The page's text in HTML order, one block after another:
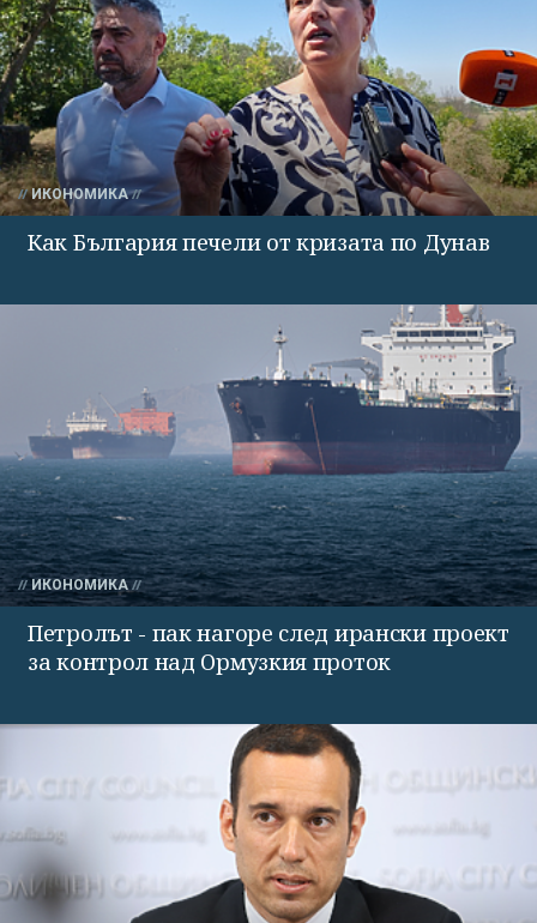
ИКОНОМИКА
Как България печели от кризата по Дунав
ИКОНОМИКА
Петролът - пак нагоре след ирански проект
за контрол над Ормузкия проток